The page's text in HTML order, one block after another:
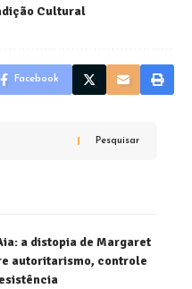
Cultural
Facebook
Pesquisar
a distopia de Margaret
autoritarismo, controle